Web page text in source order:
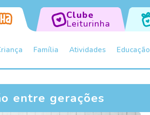
Clube
Leiturinha
Família Atividades Educação
entre gerações